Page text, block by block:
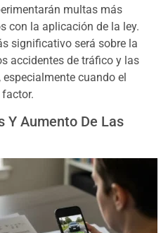
multas más
con la aplicación de la ley.
significativo será sobre la
accidentes de tráfico y las
cuando el
Y Aumento De Las